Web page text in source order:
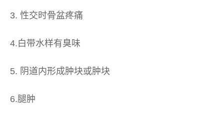
3. 性交时骨盆疼痛
4.白带水样有臭味
5. 阴道内形成肿块或肿块
6.腿肿